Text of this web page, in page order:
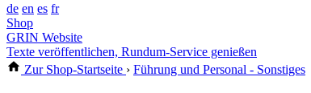
de en es fr
Shop
GRIN Website
Texte veröffentlichen, Rundum-Service genießen
Zur Shop-Startseite › Führung und Personal - Sonstiges